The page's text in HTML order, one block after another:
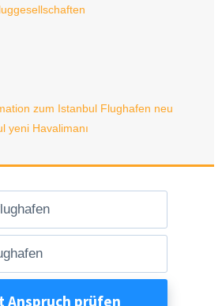
zum Istanbul Flughafen neu
yeni Havalimanı